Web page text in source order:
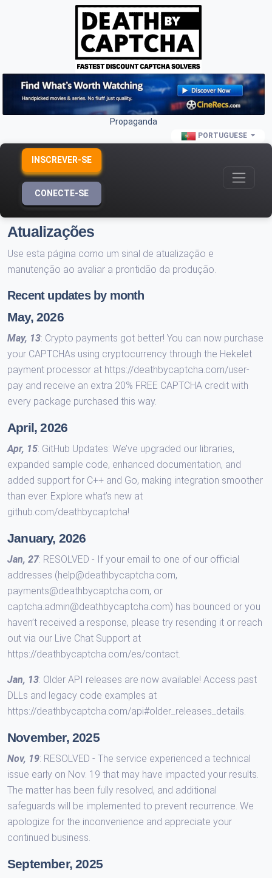
Propaganda
PORTUGUESE
INSCREVER-SE
CONECTE-SE
Atualizações
Use esta página como um sinal de atualização e
manutenção ao avaliar a prontidão da produção.
Recent updates by month
May, 2026
May, 13: Crypto payments got better! You can now purchase
your CAPTCHAs using cryptocurrency through the Hekelet
payment processor at https://deathbycaptcha.com/user-
pay and receive an extra 20% FREE CAPTCHA credit with
every package purchased this way.
April, 2026
Apr, 15: GitHub Updates: We’ve upgraded our libraries,
expanded sample code, enhanced documentation, and
added support for C++ and Go, making integration smoother
than ever. Explore what’s new at
github.com/deathbycaptcha!
January, 2026
Jan, 27: RESOLVED - If your email to one of our official
addresses (help@deathbycaptcha.com,
payments@deathbycaptcha.com, or
captcha.admin@deathbycaptcha.com) has bounced or you
haven’t received a response, please try resending it or reach
out via our Live Chat Support at
https://deathbycaptcha.com/es/contact.
Jan, 13: Older API releases are now available! Access past
DLLs and legacy code examples at
https://deathbycaptcha.com/api#older_releases_details.
November, 2025
Nov, 19: RESOLVED - The service experienced a technical
issue early on Nov. 19 that may have impacted your results.
The matter has been fully resolved, and additional
safeguards will be implemented to prevent recurrence. We
apologize for the inconvenience and appreciate your
continued business.
September, 2025